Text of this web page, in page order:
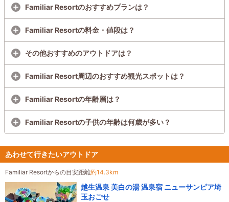
Familiar Resortのおすすめプランは？
Familiar Resortの料金・値段は？
その他おすすめのアウトドアは？
Familiar Resort周辺のおすすめ観光スポットは？
Familiar Resortの年齢層は？
Familiar Resortの子供の年齢は何歳が多い？
あわせて行きたいアウトドア
Familiar Resortからの目安距離約14.3km
越生温泉 美白の湯 温泉宿 ニューサンピア埼
玉おごせ